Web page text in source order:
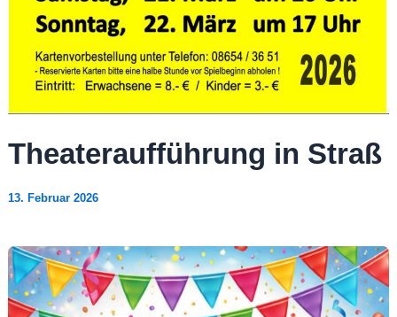
Theateraufführung in Straß
13. Februar 2026